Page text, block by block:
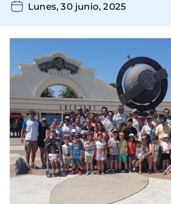
Lunes, 30 junio, 2025